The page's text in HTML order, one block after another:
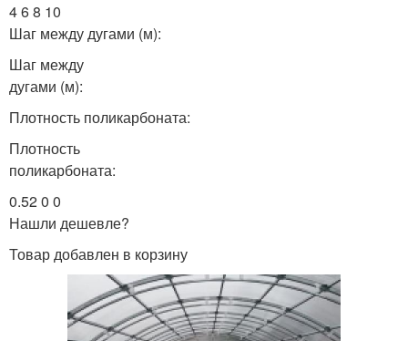
4 6 8 10
Шаг между дугами (м):
Шаг между
дугами (м):
Плотность поликарбоната:
Плотность
поликарбоната:
0.52 0 0
Нашли дешевле?
Товар добавлен в корзину